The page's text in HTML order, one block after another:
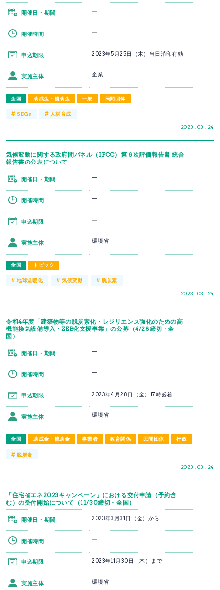
全国 助成金・補助金 一般 民間団体
2023 . 03 . 24
開催日・期間 ー
開催時間 ー
申込期限 2023年5月25日（木）当日消印有効
実施主体 企業
#SDGs # 人材育成
気候変動に関する政府間パネル（IPCC）第６次評価報告書 統合
報告書の公表について
全国 トピック
2023 . 03 . 24
開催日・期間 ー
開催時間 ー
申込期限 ー
実施主体 環境省
#地球温暖化 # 気候変動 #脱炭素
令和4年度「建築物等の脱炭素化・レジリエンス強化のための高
機能換気設備導入・ZEB化支援事業」の公募（4/28締切・全
国）
全国 助成金・補助金 事業者 教育関係 民間団体 行政
2023 . 03 . 24
開催日・期間 ー
開催時間 ー
申込期限 2023年4月28日（金）17時必着
実施主体 環境省
# 脱炭素
「住宅省エネ2023キャンペーン」における交付申請（予約含
む）の受付開始について（11/30締切・全国）
開催日・期間 2023年3月31日（金）から
開催時間 ー
申込期限 2023年11月30日（木）まで
実施主体 環境省